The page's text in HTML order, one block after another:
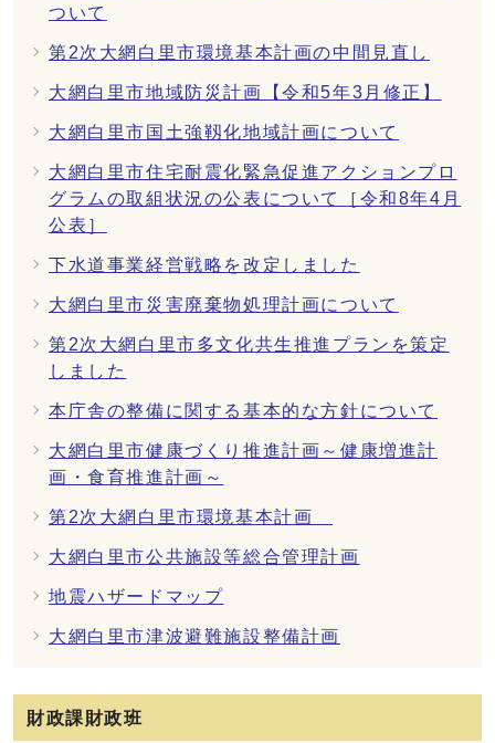
ついて
第2次大網白里市環境基本計画の中間見直し
大網白里市地域防災計画【令和5年3月修正】
大網白里市国土強靱化地域計画について
大網白里市住宅耐震化緊急促進アクションプロ
グラムの取組状況の公表について［令和8年4月
公表］
下水道事業経営戦略を改定しました
大網白里市災害廃棄物処理計画について
第2次大網白里市多文化共生推進プランを策定
しました
本庁舎の整備に関する基本的な方針について
大網白里市健康づくり推進計画～健康増進計
画・食育推進計画～
第2次大網白里市環境基本計画
大網白里市公共施設等総合管理計画
地震ハザードマップ
大網白里市津波避難施設整備計画
財政課財政班